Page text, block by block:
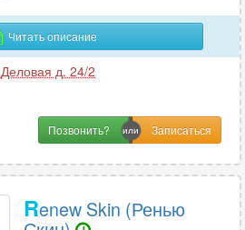
Читать описание
Деловая д. 24/2
Позвонить?
Renew Skin (Ренью